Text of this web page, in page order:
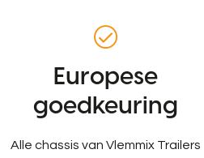
Europese
goedkeuring
Alle chassis van Vlemmix Trailers